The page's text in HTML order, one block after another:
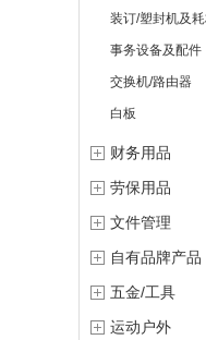
装订/塑封机及
事务设备及配件
交换机/路由器
白板
财务用品
劳保用品
文件管理
自有品牌产品
五金/工具
运动户外